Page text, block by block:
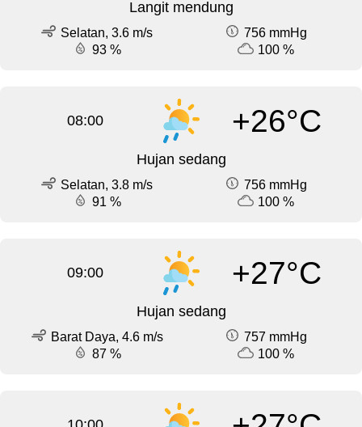
Langit mendung
Selatan, 3.6 m/s
756 mmHg
93 %
100 %
08:00 +26°C
Hujan sedang
Selatan, 3.8 m/s
756 mmHg
91 %
100 %
09:00 +27°C
Hujan sedang
Barat Daya, 4.6 m/s
757 mmHg
87 %
100 %